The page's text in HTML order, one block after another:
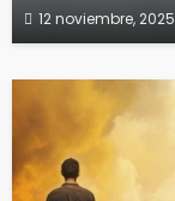
12 noviembre, 2025